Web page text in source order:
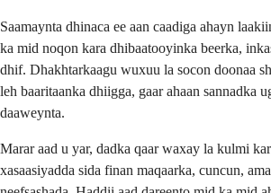
Saamaynta dhinaca ee aan caadiga ahayn
ka mid noqon kara dhibaatooyinka beerka,
dhif. Dhakhtarkaagu wuxuu la socon doonaa
leh baaritaanka dhiigga, gaar ahaan sannadka
daaweynta.
Marar aad u yar, dadka qaar waxay la kulmi
xasaasiyadda sida finan maqaarka, cuncun,